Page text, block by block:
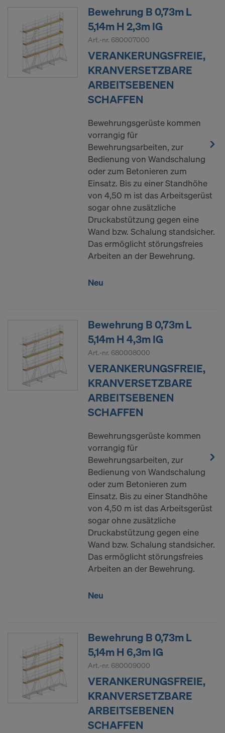
Bewehrung B 0,73m L
5,14m H 2,3m IG
Art.-nr. 680007000
VERANKERUNGSFREIE,
KRANVERSETZBARE
ARBEITSEBENEN
SCHAFFEN
Bewehrungsgerüste kommen
vorrangig für
Bewehrungsarbeiten, zur
Bedienung von Wandschalung
oder zum Betonieren zum
Einsatz. Bis zu einer Standhöhe
von 4,50 m ist das Arbeitsgerüst
sogar ohne zusätzliche
Druckabstützung gegen eine
Wand bzw. Schalung standsicher.
Das ermöglicht störungsfreies
Arbeiten an der Bewehrung.
Neu
Bewehrung B 0,73m L
5,14m H 4,3m IG
Art.-nr. 680008000
VERANKERUNGSFREIE,
KRANVERSETZBARE
ARBEITSEBENEN
SCHAFFEN
Bewehrungsgerüste kommen
vorrangig für
Bewehrungsarbeiten, zur
Bedienung von Wandschalung
oder zum Betonieren zum
Einsatz. Bis zu einer Standhöhe
von 4,50 m ist das Arbeitsgerüst
sogar ohne zusätzliche
Druckabstützung gegen eine
Wand bzw. Schalung standsicher.
Das ermöglicht störungsfreies
Arbeiten an der Bewehrung.
Neu
Bewehrung B 0,73m L
5,14m H 6,3m IG
Art.-nr. 680009000
VERANKERUNGSFREIE,
KRANVERSETZBARE
ARBEITSEBENEN
SCHAFFEN